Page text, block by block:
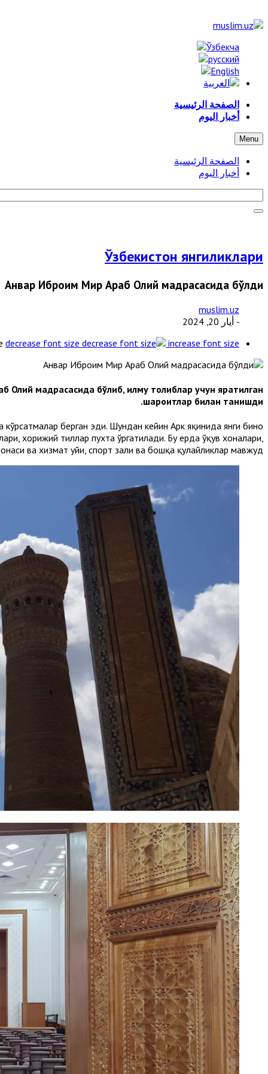
الصفحة الرئيسية
أخبار اليوم
Menu
الصفحة الرئيسية
أخبار اليوم
Ўзбекистон янгиликлари
Анвар Иброҳим Мир Араб Олий мадрасасида бўлди
muslim.uz
- أيار 20, 2024
decrease font size increase font size
мадрасасида бўлиб, илму толиблар учун яратилган
шароитлар билан танишди.
берган эди. Шундан кейин Арк яқинида янги бино
хорижий тиллар пухта ўргатилади. Бу ерда ўқув хоналари,
ва хизмат уйи, спорт зали ва бошқа қулайликлар мавжуд.